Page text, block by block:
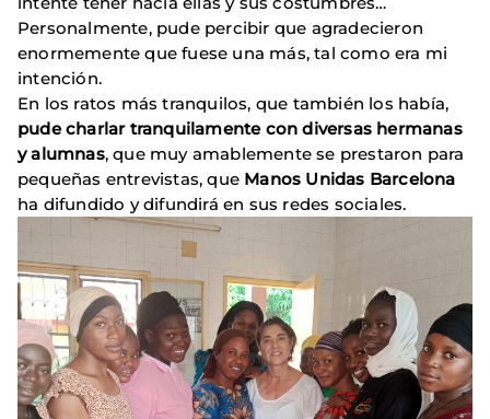
Personalmente, pude percibir que agradecieron
enormemente que fuese una más, tal como era mi
intención.
En los ratos más tranquilos, que también los había,
pude charlar tranquilamente con diversas hermanas
y alumnas, que muy amablemente se prestaron para
pequeñas entrevistas, que Manos Unidas Barcelona
ha difundido y difundirá en sus redes sociales.